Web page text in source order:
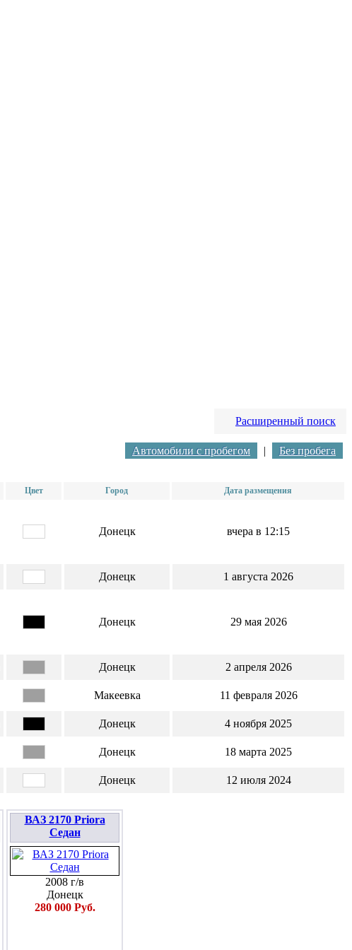
Расширенный поиск
Автомобили с пробегом |
Без пробега
Цвет Город Дата размещения
Донецк вчера в 12:15
Донецк 1 августа 2026
Донецк 29 мая 2026
Донецк 2 апреля 2026
Макеевка 11 февраля 2026
Донецк 4 ноября 2025
Донецк 18 марта 2025
Донецк
12 июля 2024
ВАЗ 2170 Priora
Седан
2008 г/в
Донецк
280 000 Руб.